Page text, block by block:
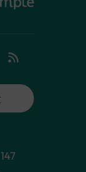
Flux RSS